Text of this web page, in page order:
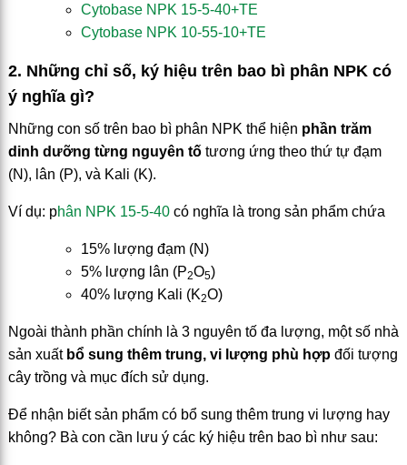
Cytobase NPK 15-5-40+TE
Cytobase NPK 10-55-10+TE
2. Những chỉ số, ký hiệu trên bao bì phân NPK có
ý nghĩa gì?
Những con số trên bao bì phân NPK thể hiện phần trăm
dinh dưỡng từng nguyên tốtương ứng theo thứ tự đạm
(N), lân (P), và Kali (K).
Ví dụ: phân NPK 15-5-40 có nghĩa là trong sản phẩm chứa
15% lượng đạm (N)
5% lượng lân (P2O5)
40% lượng Kali (K2O)
Ngoài thành phần chính là 3 nguyên tố đa lượng, một số nhà
sản xuất bổ sung thêm trung, vi lượng phù hợpđối tượng
cây trồng và mục đích sử dụng.
Để nhận biết sản phẩm có bổ sung thêm trung vi lượng hay
không? Bà con cần lưu ý các ký hiệu trên bao bì như sau: